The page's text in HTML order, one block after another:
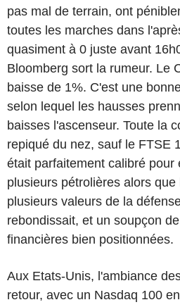
pas mal de terrain, ont
toutes les marches dans
quasiment à 0 juste avant
Bloomberg sort la rumeur. Le
baisse de 1%. C'est une
selon lequel les hausses
baisses l'ascenseur. Toute la
repiqué du nez, sauf le FTSE
était parfaitement calibré pour
plusieurs pétrolières alors que
plusieurs valeurs de la
rebondissait, et un soupçon
financières bien positionnées.
Aux Etats-Unis, l'ambiance
retour, avec un Nasdaq 100